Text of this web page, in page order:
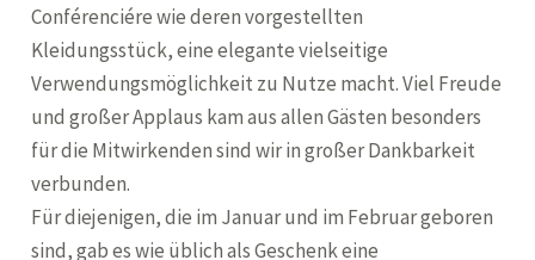
Conférenciére wie deren vorgestellten
Kleidungsstück, eine elegante vielseitige
Verwendungsmöglichkeit zu Nutze macht. Viel Freude
und großer Applaus kam aus allen Gästen besonders
für die Mitwirkenden sind wir in großer Dankbarkeit
verbunden.
Für diejenigen, die im Januar und im Februar geboren
sind, gab es wie üblich als Geschenk eine